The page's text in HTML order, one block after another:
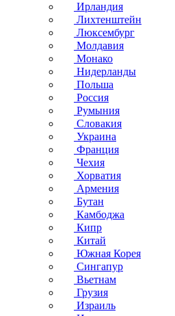
Ирландия
Лихтенштейн
Люксембург
Молдавия
Монако
Нидерланды
Польша
Россия
Румыния
Словакия
Украина
Франция
Чехия
Хорватия
Армения
Бутан
Камбоджа
Кипр
Китай
Южная Корея
Сингапур
Вьетнам
Грузия
Израиль